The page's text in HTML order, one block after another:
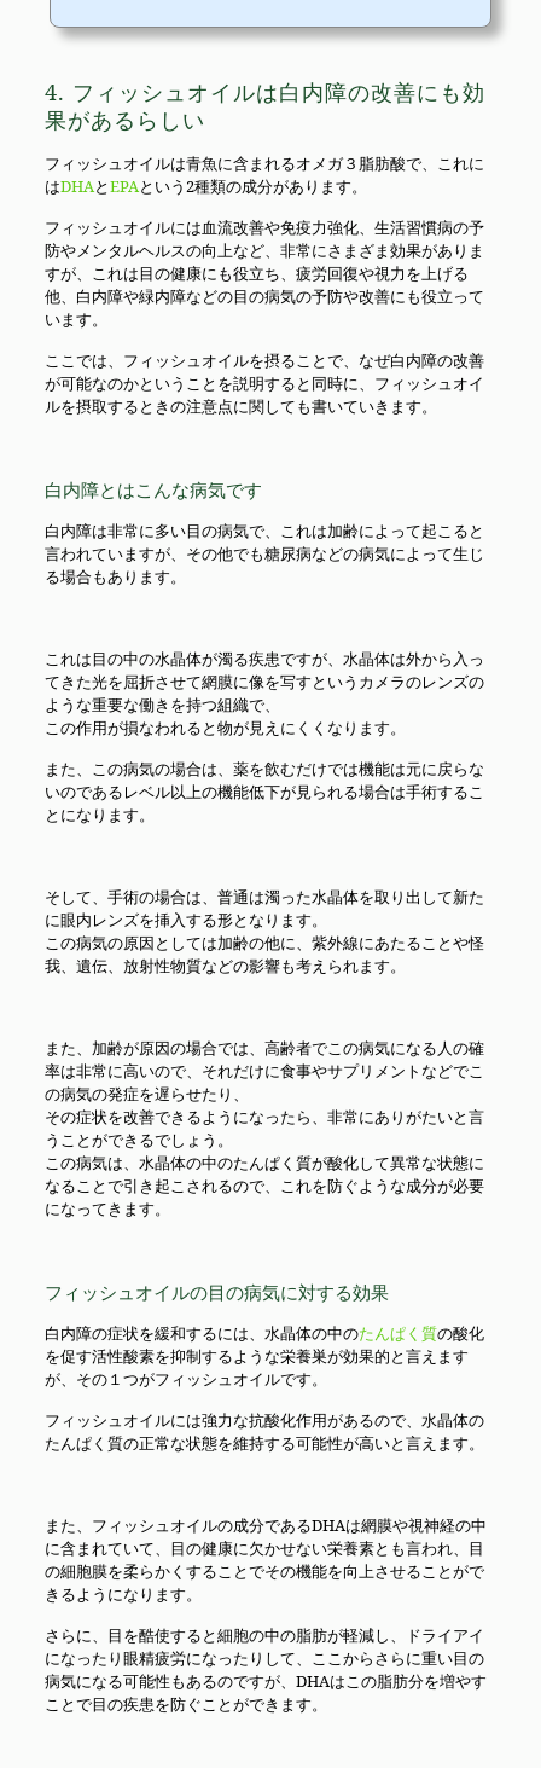
4. フィッシュオイルは白内障の改善にも効
果があるらしい
フィッシュオイルは青魚に含まれるオメガ３脂肪酸で、これに
はDHAとEPAという2種類の成分があります。
フィッシュオイルには血流改善や免疫力強化、生活習慣病の予
防やメンタルヘルスの向上など、非常にさまざま効果がありま
すが、これは目の健康にも役立ち、疲労回復や視力を上げる
他、白内障や緑内障などの目の病気の予防や改善にも役立って
います。
ここでは、フィッシュオイルを摂ることで、なぜ白内障の改善
が可能なのかということを説明すると同時に、フィッシュオイ
ルを摂取するときの注意点に関しても書いていきます。
白内障とはこんな病気です
白内障は非常に多い目の病気で、これは加齢によって起こると
言われていますが、その他でも糖尿病などの病気によって生じ
る場合もあります。
これは目の中の水晶体が濁る疾患ですが、水晶体は外から入っ
てきた光を屈折させて網膜に像を写すというカメラのレンズの
ような重要な働きを持つ組織で、
この作用が損なわれると物が見えにくくなります。
また、この病気の場合は、薬を飲むだけでは機能は元に戻らな
いのであるレベル以上の機能低下が見られる場合は手術するこ
とになります。
そして、手術の場合は、普通は濁った水晶体を取り出して新た
に眼内レンズを挿入する形となります。
この病気の原因としては加齢の他に、紫外線にあたることや怪
我、遺伝、放射性物質などの影響も考えられます。
また、加齢が原因の場合では、高齢者でこの病気になる人の確
率は非常に高いので、それだけに食事やサプリメントなどでこ
の病気の発症を遅らせたり、
その症状を改善できるようになったら、非常にありがたいと言
うことができるでしょう。
この病気は、水晶体の中のたんぱく質が酸化して異常な状態に
なることで引き起こされるので、これを防ぐような成分が必要
になってきます。
フィッシュオイルの目の病気に対する効果
白内障の症状を緩和するには、水晶体の中のたんぱく質の酸化
を促す活性酸素を抑制するような栄養巣が効果的と言えます
が、その１つがフィッシュオイルです。
フィッシュオイルには強力な抗酸化作用があるので、水晶体の
たんぱく質の正常な状態を維持する可能性が高いと言えます。
また、フィッシュオイルの成分であるDHAは網膜や視神経の中
に含まれていて、目の健康に欠かせない栄養素とも言われ、目
の細胞膜を柔らかくすることでその機能を向上させることがで
きるようになります。
さらに、目を酷使すると細胞の中の脂肪が軽減し、ドライアイ
になったり眼精疲労になったりして、ここからさらに重い目の
病気になる可能性もあるのですが、DHAはこの脂肪分を増やす
ことで目の疾患を防ぐことができます。